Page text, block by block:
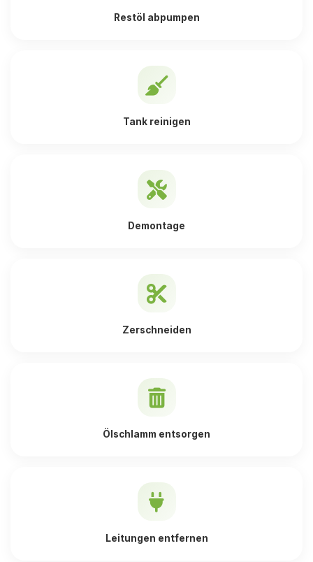
Restöl abpumpen
Tank reinigen
Demontage
Zerschneiden
Ölschlamm entsorgen
Leitungen entfernen